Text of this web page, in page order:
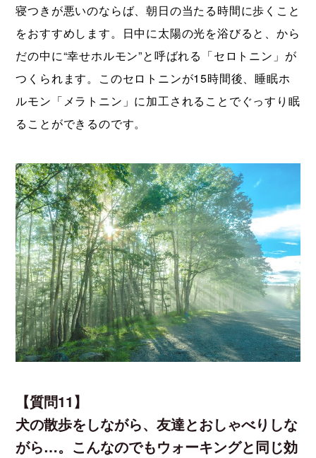
寝つきが悪いのならば、朝日の当たる時間に歩くこと
をおすすめします。日中に太陽の光を浴びると、から
だの中に“幸せホルモン”と呼ばれる「セロトニン」が
つくられます。このセロトニンが15時間後、睡眠ホ
ルモン「メラトニン」に加工されることでぐっすり眠
ることができるのです。
【質問11】
犬の散歩をしながら、友達とおしゃべりしな
がら…。こんなのでもウォーキングと同じ効